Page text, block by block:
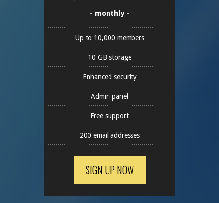
- monthly -
Up to 10,000 members
10 GB storage
Enhanced security
Admin panel
Free support
200 email addresses
SIGN UP NOW